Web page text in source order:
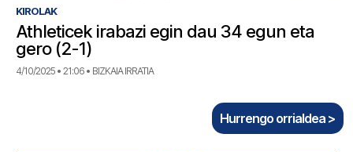
KIROLAK
Athleticek irabazi egin dau 34 egun eta
gero (2-1)
4/10/2025 • 21:06 • BIZKAIA IRRATIA
Hurrengo orrialdea >